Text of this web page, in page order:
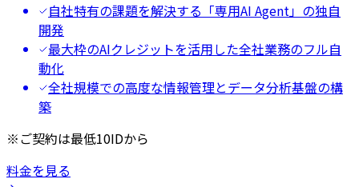
自社特有の課題を解決する「専用AI Agent」の独自
開発
最大枠のAIクレジットを活用した全社業務のフル自
動化
全社規模での高度な情報管理とデータ分析基盤の構
築
※ご契約は最低10IDから
料金を見る